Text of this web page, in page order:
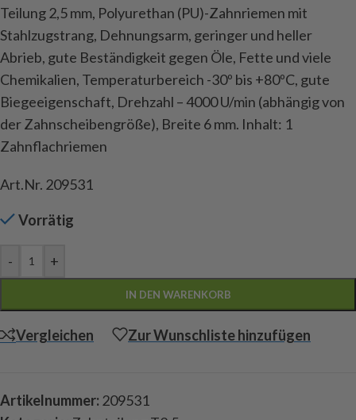
Teilung 2,5 mm, Polyurethan (PU)-Zahnriemen mit
Stahlzugstrang, Dehnungsarm, geringer und heller
Abrieb, gute Beständigkeit gegen Öle, Fette und viele
Chemikalien, Temperaturbereich -30º bis +80ºC, gute
Biegeeigenschaft, Drehzahl – 4000 U/min (abhängig von
der Zahnscheibengröße), Breite 6 mm. Inhalt: 1
Zahnflachriemen
Art.Nr. 209531
Vorrätig
- +
IN DEN WARENKORB
Vergleichen Zur Wunschliste hinzufügen
Artikelnummer: 209531